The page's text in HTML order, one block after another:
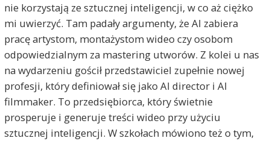
nie korzystają ze sztucznej inteligencji, w co aż ciężko
mi uwierzyć. Tam padały argumenty, że AI zabiera
pracę artystom, montażystom wideo czy osobom
odpowiedzialnym za mastering utworów. Z kolei u nas
na wydarzeniu gościł przedstawiciel zupełnie nowej
profesji, który definiował się jako AI director i AI
filmmaker. To przedsiębiorca, który świetnie
prosperuje i generuje treści wideo przy użyciu
sztucznej inteligencji. W szkołach mówiono też o tym,